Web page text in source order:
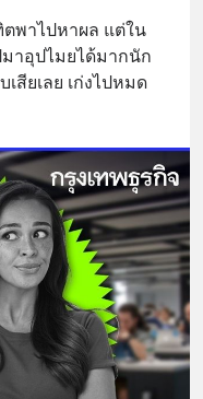
พาไปหาผล แต่ใน
าอุปไมยได้มากนัก
สียเลย เก่งไปหมด